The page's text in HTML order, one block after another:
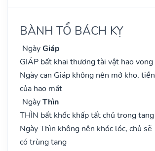
BÀNH TỔ BÁCH KỴ
NgàyGiáp
GIÁP bất khai thương tài vật hao vong
Ngày can Giáp không nên mở kho, tiền
của hao mất
NgàyThìn
THÌN bất khốc khấp tất chủ trọng tang
Ngày Thìn không nên khóc lóc, chủ sẽ
có trùng tang